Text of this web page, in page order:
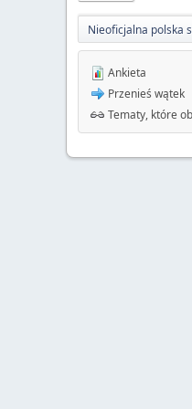
Nieoficjalna polska
Ankieta
Przenieś wątek
Tematy, które